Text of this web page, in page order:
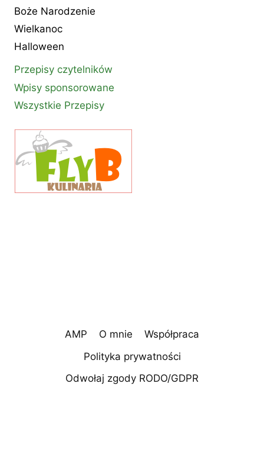
Boże Narodzenie
Wielkanoc
Halloween
Przepisy czytelników
Wpisy sponsorowane
Wszystkie Przepisy
AMP O mnie
Współpraca
Polityka prywatności
Odwołaj zgody RODO/GDPR